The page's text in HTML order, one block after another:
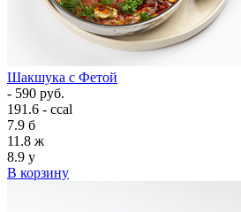
Шакшука с Фетой
- 590 руб.
191.6 - ccal
7.9 б
11.8 ж
8.9 у
В корзину